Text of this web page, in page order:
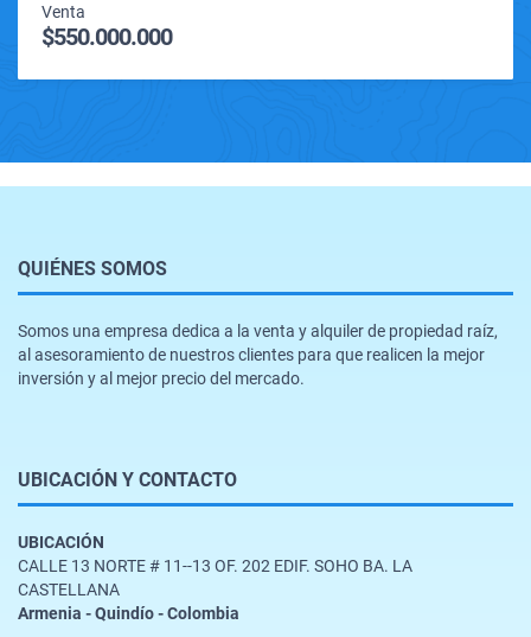
Venta
$550.000.000
QUIÉNES SOMOS
Somos una empresa dedica a la venta y alquiler de propiedad raíz,
al asesoramiento de nuestros clientes para que realicen la mejor
inversión y al mejor precio del mercado.
UBICACIÓN Y CONTACTO
UBICACIÓN
CALLE 13 NORTE # 11--13 OF. 202 EDIF. SOHO BA. LA
CASTELLANA
Armenia - Quindío - Colombia